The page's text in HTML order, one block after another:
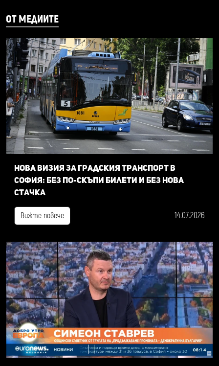
ОТ МЕДИИТЕ
Нова визия за градския транспорт в
София: Без по-скъпи билети и без нова
стачка
Вижте повече 14.07.2026